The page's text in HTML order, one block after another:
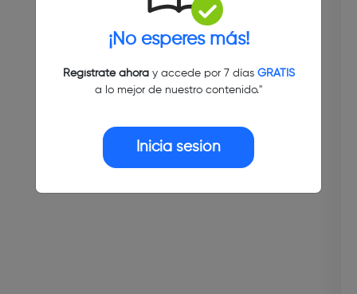
¡No esperes más!
Regístrate ahoray accede por 7 días GRATIS
a lo mejor de nuestro contenido."
Inicia sesión